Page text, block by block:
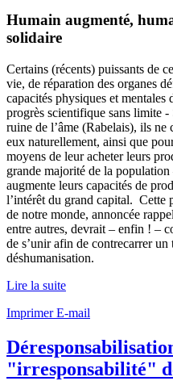
Humain augmenté,
solidaire
Certains (récents) puissants de
vie, de réparation des organes
capacités physiques et
progrès scientifique sans limite -
ruine de l’âme (Rabelais), ils ne
eux naturellement, ainsi que
moyens de leur acheter leurs
grande majorité de la
augmente leurs capacités de
l’intérêt du grand capital. Cette
de notre monde, annoncée
entre autres, devrait – enfin ! –
de s’unir afin de contrecarrer
déshumanisation.
Lire la suite
ImprimerE-mail
"irresponsabilité"